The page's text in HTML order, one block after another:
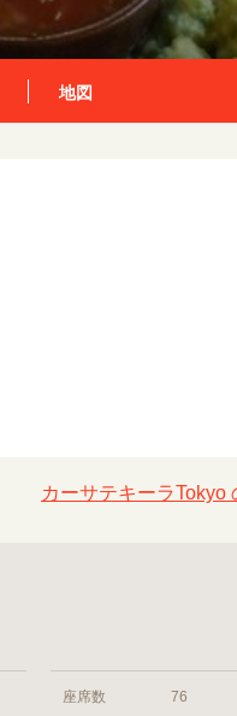
地図
カーサテキーラTokyo
座席数 76